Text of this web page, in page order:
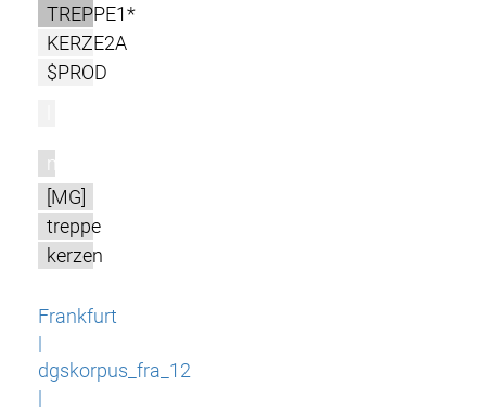
TREPPE1*
KERZE2A
$PROD
m
[MG]
treppe
kerzen
Frankfurt
|
dgskorpus_fra_12
|